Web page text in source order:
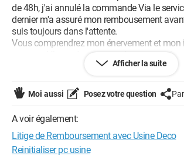
de 48h, j'ai annulé la commande Via le
dernier m'a assuré mon rembousement
suis toujours dans l'attente.
Vous comprendrez mon énervement et mon
somme déboursée et surtout le manque de
En attente de vos nouvelles....
Afficher la suite
Moi aussi Posez votre question
A voir également:
Litige de Remboursement avec Usine Deco
Reinitialiser pc usine